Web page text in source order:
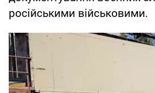
російськими військовими.